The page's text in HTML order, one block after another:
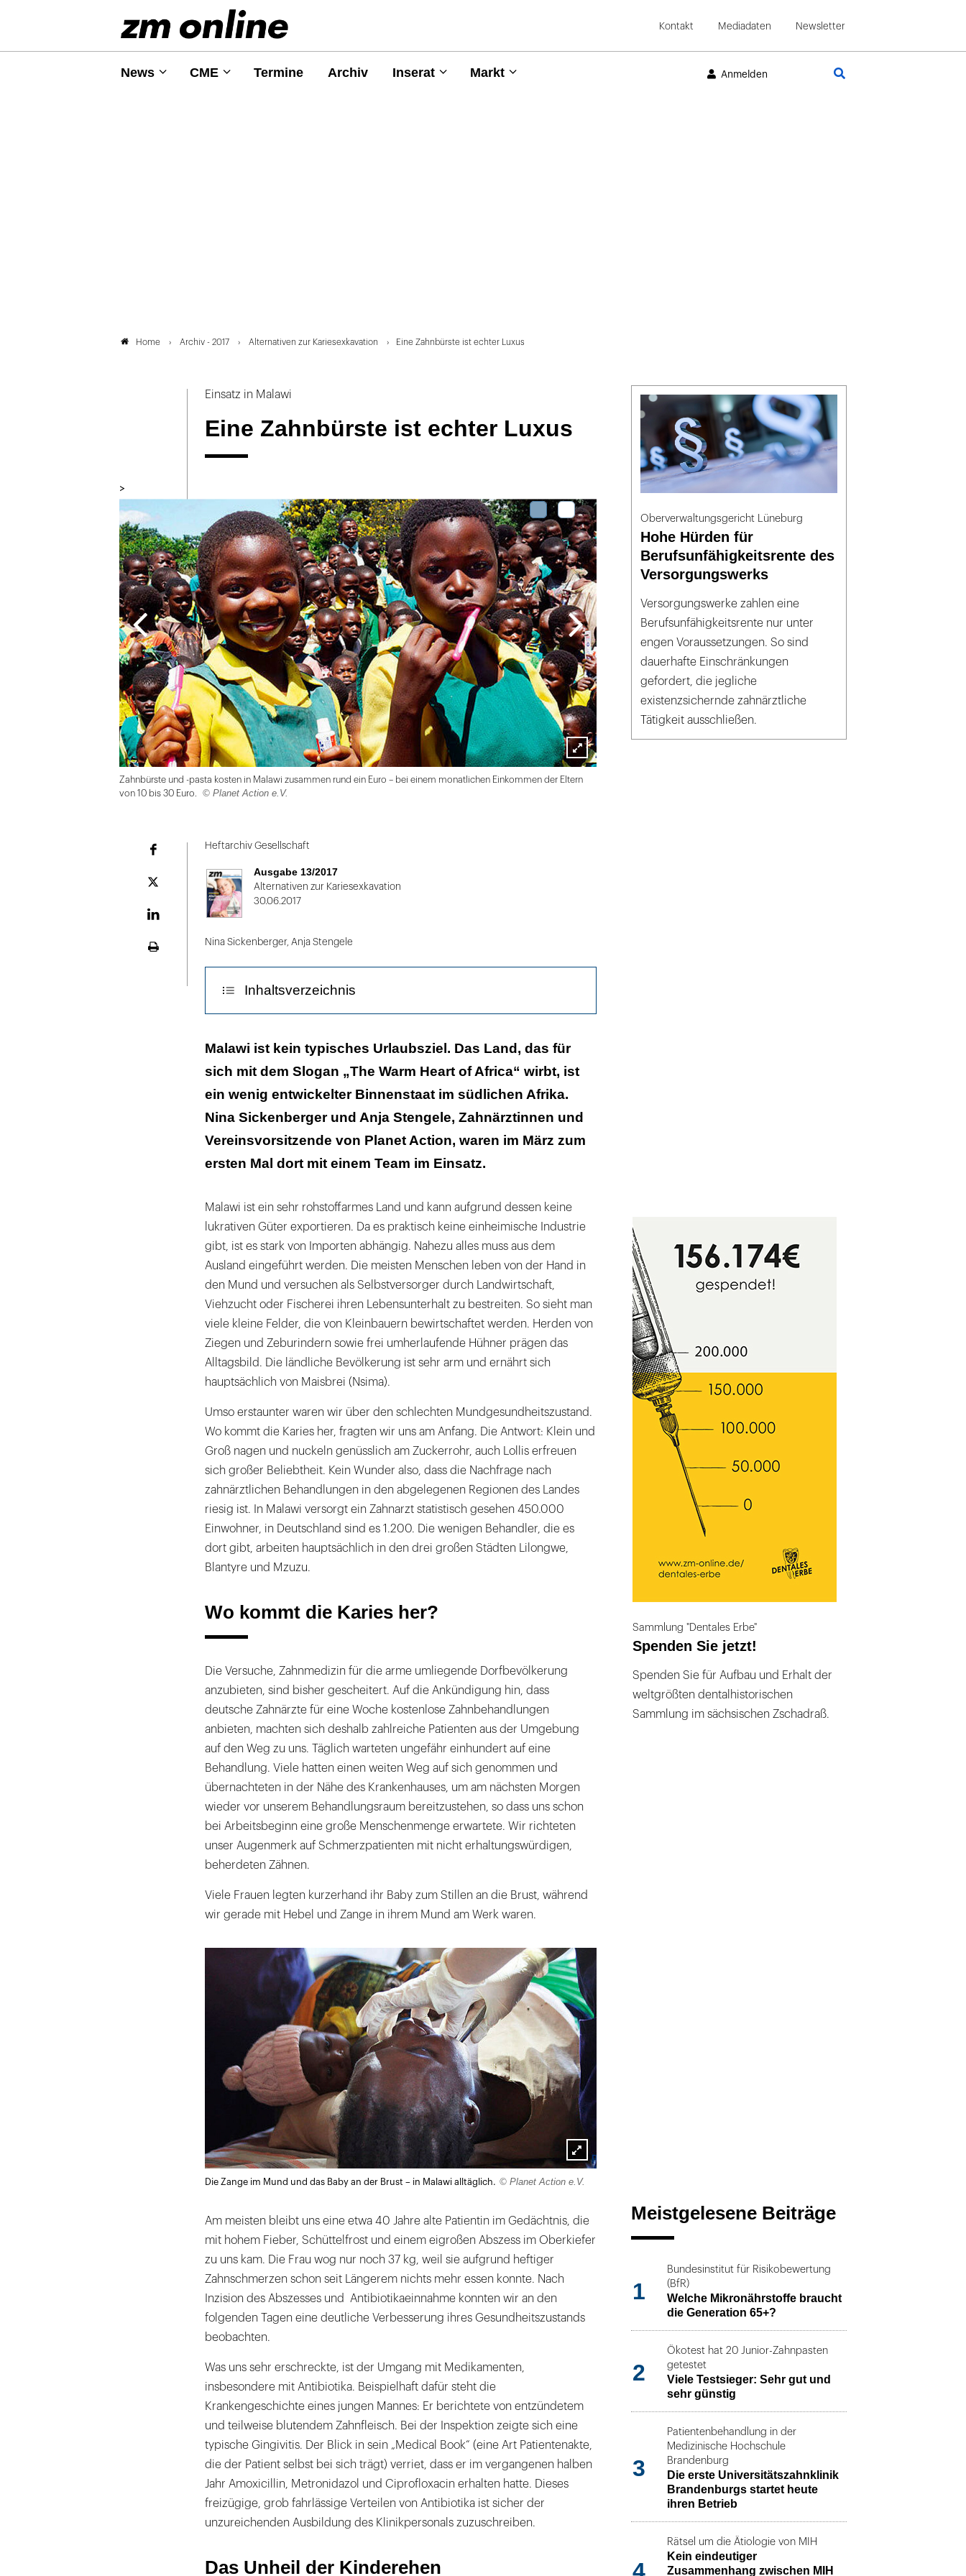
Kontakt Mediadaten Newsletter
News CME Termine Archiv Inserat Markt Anmelden
Home Archiv - 2017 Alternativen zur Kariesexkavation Eine Zahnbürste ist echter Luxus
Einsatz in Malawi
Eine Zahnbürste ist echter Luxus
>
Lightbox
öffnen
Zahnbürste und -pasta kosten in Malawi zusammen rund ein Euro – bei einem monatlichen Einkommen der Eltern
von 10 bis 30 Euro.
© Planet Action e.V.
Plattform
Heftarchiv Gesellschaft
Ausgabe 13/2017
Alternativen zur Kariesexkavation
30.06.2017
Nina Sickenberger, Anja Stengele
Inhaltsverzeichnis
Wo kommt die Karies her?
Das Unheil der Kinderehen
Malawi ist kein typisches Urlaubsziel. Das Land, das für
sich mit dem Slogan „The Warm Heart of Africa“ wirbt, ist
ein wenig entwickelter Binnenstaat im südlichen Afrika.
Nina Sickenberger und Anja Stengele, Zahnärztinnen und
Vereinsvorsitzende von Planet Action, waren im März zum
ersten Mal dort mit einem Team im Einsatz.
Malawi ist ein sehr rohstoffarmes Land und kann aufgrund dessen keine
lukrativen Güter exportieren. Da es praktisch keine einheimische Industrie
gibt, ist es stark von Importen abhängig. Nahezu alles muss aus dem
Ausland eingeführt werden. Die meisten Menschen leben von der Hand in
den Mund und versuchen als Selbstversorger durch Landwirtschaft,
Viehzucht oder Fischerei ihren Lebensunterhalt zu bestreiten. So sieht man
viele kleine Felder, die von Kleinbauern bewirtschaftet werden. Herden von
Ziegen und Zeburindern sowie frei umherlaufende Hühner prägen das
Alltagsbild. Die ländliche Bevölkerung ist sehr arm und ernährt sich
hauptsächlich von Maisbrei (Nsima).
Umso erstaunter waren wir über den schlechten Mundgesundheitszustand.
Wo kommt die Karies her, fragten wir uns am Anfang. Die Antwort: Klein und
Groß nagen und nuckeln genüsslich am Zuckerrohr, auch Lollis erfreuen
sich großer Beliebtheit. Kein Wunder also, dass die Nachfrage nach
zahnärztlichen Behandlungen in den abgelegenen Regionen des Landes
riesig ist. In Malawi versorgt ein Zahnarzt statistisch gesehen 450.000
Einwohner, in Deutschland sind es 1.200. Die wenigen Behandler, die es
dort gibt, arbeiten hauptsächlich in den drei großen Städten Lilongwe,
Blantyre und Mzuzu.
Wo kommt die Karies her?
Die Versuche, Zahnmedizin für die arme umliegende Dorfbevölkerung
anzubieten, sind bisher gescheitert. Auf die Ankündigung hin, dass
deutsche Zahnärzte für eine Woche kostenlose Zahnbehandlungen
anbieten, machten sich deshalb zahlreiche Patienten aus der Umgebung
auf den Weg zu uns. Täglich warteten ungefähr einhundert auf eine
Behandlung. Viele hatten einen weiten Weg auf sich genommen und
übernachteten in der Nähe des Krankenhauses, um am nächsten Morgen
wieder vor unserem Behandlungsraum bereitzustehen, so dass uns schon
bei Arbeitsbeginn eine große Menschenmenge erwartete. Wir richteten
unser Augenmerk auf Schmerzpatienten mit nicht erhaltungswürdigen,
beherdeten Zähnen.
Viele Frauen legten kurzerhand ihr Baby zum Stillen an die Brust, während
wir gerade mit Hebel und Zange in ihrem Mund am Werk waren.
Lightbox
öffnen
Die Zange im Mund und das Baby an der Brust – in Malawi alltäglich. © Planet Action e.V.
Am meisten bleibt uns eine etwa 40 Jahre alte Patientin im Gedächtnis, die
mit hohem Fieber, Schüttelfrost und einem eigroßen Abszess im Oberkiefer
zu uns kam. Die Frau wog nur noch 37 kg, weil sie aufgrund heftiger
Zahnschmerzen schon seit Längerem nichts mehr essen konnte. Nach
Inzision des Abszesses und Antibiotikaeinnahme konnten wir an den
folgenden Tagen eine deutliche Verbesserung ihres Gesundheitszustands
beobachten.
Was uns sehr erschreckte, ist der Umgang mit Medikamenten,
insbesondere mit Antibiotika. Beispielhaft dafür steht die
Krankengeschichte eines jungen Mannes: Er berichtete von entzündetem
und teilweise blutendem Zahnfleisch. Bei der Inspektion zeigte sich eine
typische Gingivitis. Der Blick in sein „Medical Book“ (eine Art Patientenakte,
die der Patient selbst bei sich trägt) verriet, dass er im vergangenen halben
Jahr Amoxicillin, Metronidazol und Ciprofloxacin erhalten hatte. Dieses
freizügige, grob fahrlässige Verteilen von Antibiotika ist sicher der
unzureichenden Ausbildung des Klinikpersonals zuzuschreiben.
Das Unheil der Kinderehen
Oberverwaltungsgericht Lüneburg
Hohe Hürden für
Berufsunfähigkeitsrente des
Versorgungswerks
Versorgungswerke zahlen eine
Berufsunfähigkeitsrente nur unter
engen Voraussetzungen. So sind
dauerhafte Einschränkungen
gefordert, die jegliche
existenzsichernde zahnärztliche
Tätigkeit ausschließen.
Sammlung "Dentales Erbe"
Spenden Sie jetzt!
Spenden Sie für Aufbau und Erhalt der
weltgrößten dentalhistorischen
Sammlung im sächsischen Zschadraß.
Meistgelesene Beiträge
1
Bundesinstitut für Risikobewertung
(BfR)
Welche Mikronährstoffe braucht
die Generation 65+?
2
Ökotest hat 20 Junior-Zahnpasten
getestet
Viele Testsieger: Sehr gut und
sehr günstig
3
Patientenbehandlung in der
Medizinische Hochschule
Brandenburg
Die erste Universitätszahnklinik
Brandenburgs startet heute
ihren Betrieb
4
Rätsel um die Ätiologie von MIH
Kein eindeutiger
Zusammenhang zwischen MIH